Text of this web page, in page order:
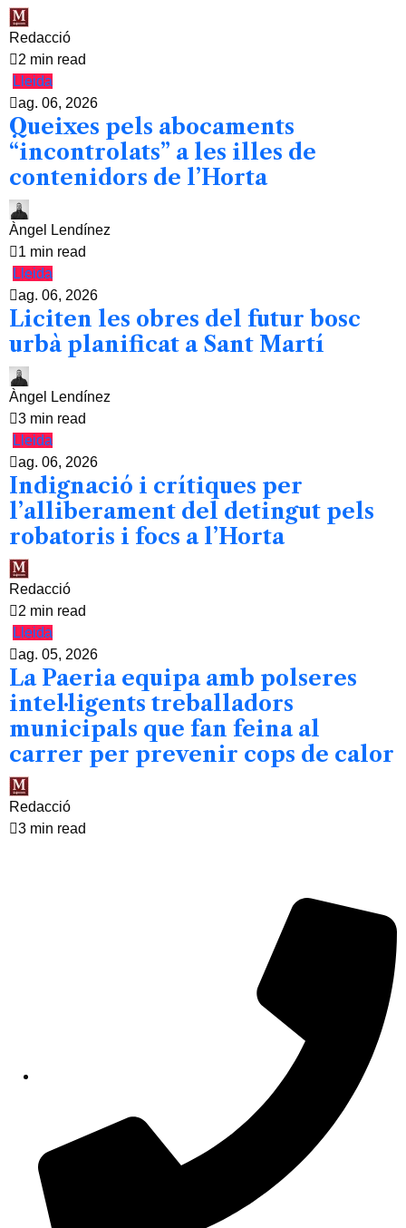
Redacció
2 min read
Lleida
ag. 06, 2026
Queixes pels abocaments
“incontrolats” a les illes de
contenidors de l’Horta
Àngel Lendínez
1 min read
Lleida
ag. 06, 2026
Liciten les obres del futur bosc
urbà planificat a Sant Martí
Àngel Lendínez
3 min read
Lleida
ag. 06, 2026
Indignació i crítiques per
l’alliberament del detingut pels
robatoris i focs a l’Horta
Redacció
2 min read
Lleida
ag. 05, 2026
La Paeria equipa amb polseres
intel·ligents treballadors
municipals que fan feina al
carrer per prevenir cops de calor
Redacció
3 min read